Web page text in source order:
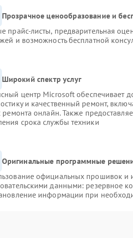
Прозрачное ценообразование и
прайс-листы, предварительная
и возможность бесплатной
Широкий спектр услуг
центр Microsoft обеспечивает
и качественный ремонт,
ремонта онлайн. Также
срока службы техники
Оригинальные программные
официальных прошивок и
данными: резервное
информации при